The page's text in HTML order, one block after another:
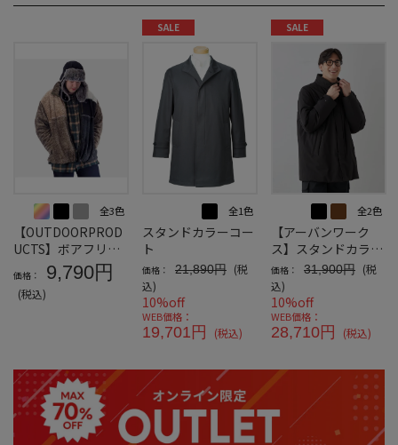
全3色
【OUTDOORPROD
UCTS】ボアフリー
ス裏メッシュジャケ
ット
価格： 9,790円
(税込)
SALE
全1色
スタンドカラーコー
ト
価格： 21,890円 (税
込)
10%off
WEB価格：
19,701円 (税込)
SALE
全2色
【アーバンワーク
ス】スタンドカラー
ダウンコート
価格： 31,900円 (税
込)
10%off
WEB価格：
28,710円 (税込)